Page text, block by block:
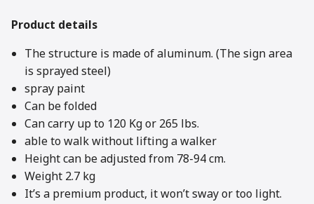
Product details
The structure is made of aluminum. (The sign area
is sprayed steel)
spray paint
Can be folded
Can carry up to 120 Kg or 265 lbs.
able to walk without lifting a walker
Height can be adjusted from 78-94 cm.
Weight 2.7 kg
It’s a premium product, it won’t sway or too light.